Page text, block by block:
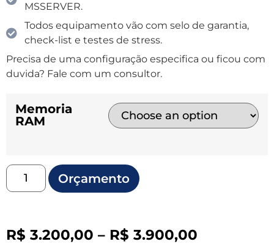
MSSERVER.
Todos equipamento vão com selo de garantia,
check-list e testes de stress.
Precisa de uma configuração especifica ou ficou com
duvida? Fale com um consultor.
Memoria
RAM
Orçamento
R$ 3.200,00 – R$ 3.900,00